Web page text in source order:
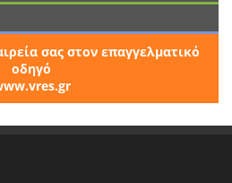
σας στον επαγγελματικό
οδηγό